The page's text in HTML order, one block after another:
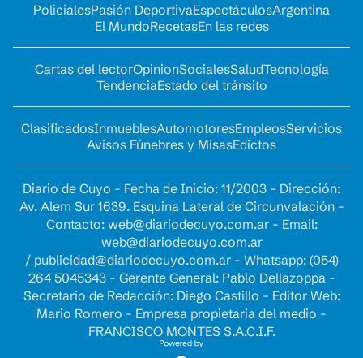
PolicialesPasión DeportivaEspectáculosArgentina
El MundoRecetasEn las redes
Cartas del lectorOpinionSocialesSaludTecnología
TendenciaEstado del tránsito
ClasificadosInmueblesAutomotoresEmpleosServicios
Avisos Fúnebres y MisasEdictos
Diario de Cuyo - Fecha de Inicio: 11/2003 - Dirección:
Av. Alem Sur 1639. Esquina Lateral de Circunvalación -
Contacto: web@diariodecuyo.com.ar- Email:
web@diariodecuyo.com.ar
/ publicidad@diariodecuyo.com.ar- Whatsapp: (054)
264 5045343 - Gerente General: Pablo Dellazoppa -
Secretario de Redacción: Diego Castillo - Editor Web:
Mario Romero - Empresa propietaria del medio -
FRANCISCO MONTES S.A.C.I.F.